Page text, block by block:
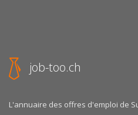
job-too.ch
L'annuaire des offres d'emploi de